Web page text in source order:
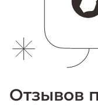
Отзывов